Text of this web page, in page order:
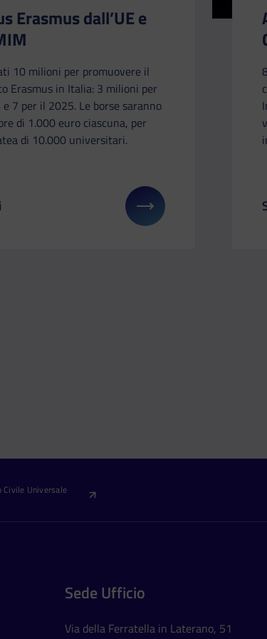
milioni con “Per chi crea”
Erasmus dall’UE e
10 milioni per promuovere il
Erasmus in Italia: 3 milioni per
7 per il 2025. Le borse saranno
di 1.000 euro ciascuna, per
di 10.000 universitari.
porterà ad avere maggiori dettagli su: Bonus
Civile Universale
Sede Ufficio
Via della Ferratella in Laterano, 51